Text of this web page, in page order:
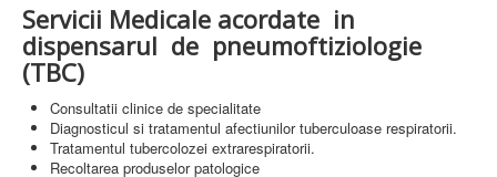
PROIECT DE MANAGEMENT 2026
PLAN STRATEGIC 2021 - 2025
PROIECT DE MANAGEMENT 2021
PROIECT DE MANAGEMENT 2017
CONSILIUL DE ADMINISTRAŢIE
COMITET DIRECTOR
DECLARATIE MANAGER PRIVIND IMPLEMENTAREA
SISTEMULUI DE CALITATE 2019
Servicii Medicale acordate in
dispensarul de pneumoftiziologie
(TBC)
Consultatii clinice de specialitate
Diagnosticul si tratamentul afectiunilor tuberculoase respiratorii.
Tratamentul tubercolozei extrarespiratorii.
Recoltarea produselor patologice